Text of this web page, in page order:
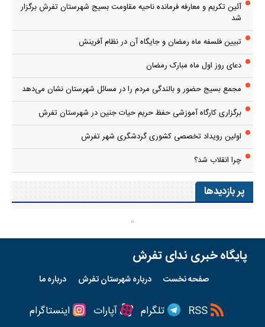
آئین تکریم و معارفه فرمانده ناحیه مقاومت بسیج شهرستان تفرش برگزار
شد
تبیین فلسفه ماه رمضان و جایگاه آن در نظام آفرینش
دعای روز اول ماه مبارک رمضان
مجمع بسیج حضور و بالندگی مردم را در مسائل شهرستان نشان می‌دهد
برگزاری کارگاه آموزشی حفظ حریم حیات جنین در شهرستان تفرش
اولین رویداد تخصصی کشوری گردشگری شهر تفرش
چرا انقلاب شد؟
پر بازدیدها
پایگاه خبری ندای تفرش
صفحه نخست درباره شهرستان تفرش درباره ما
تلگرام آپارات اینستاگرام